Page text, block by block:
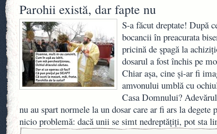
Parohii există, dar fapte nu
S-a făcut dreptate! După
bocancii în preacurata
pricină de șpagă la
dosarul a fost închis pe
Chiar așa, cine și-ar fi
amvonului umblă cu
Casa Domnului?
nu au spart normele la un dosar care ar fi ars la
nicio problemă: dacă unii se simt nedreptățiți, pot sta